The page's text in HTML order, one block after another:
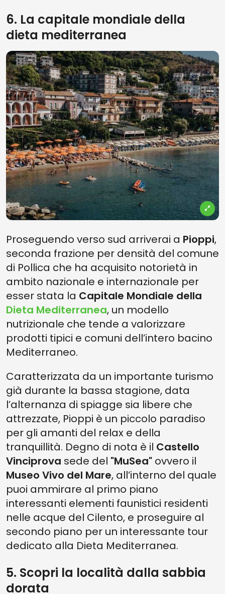
6. La capitale mondiale della
dieta mediterranea
Proseguendo verso sud arriverai a Pioppi,
seconda frazione per densità del comune
di Pollica che ha acquisito notorietà in
ambito nazionale e internazionale per
esser stata la Capitale Mondiale della
Dieta Mediterranea, un modello
nutrizionale che tende a valorizzare
prodotti tipici e comuni dell’intero bacino
Mediterraneo.
Caratterizzata da un importante turismo
già durante la bassa stagione, data
l’alternanza di spiagge sia libere che
attrezzate, Pioppi è un piccolo paradiso
per gli amanti del relax e della
tranquillità. Degno di nota è il Castello
Vinciprova sede del "MuSea" ovvero il
Museo Vivo del Mare, all’interno del quale
puoi ammirare al primo piano
interessanti elementi faunistici residenti
nelle acque del Cilento, e proseguire al
secondo piano per un interessante tour
dedicato alla Dieta Mediterranea.
5. Scopri la località dalla sabbia
dorata